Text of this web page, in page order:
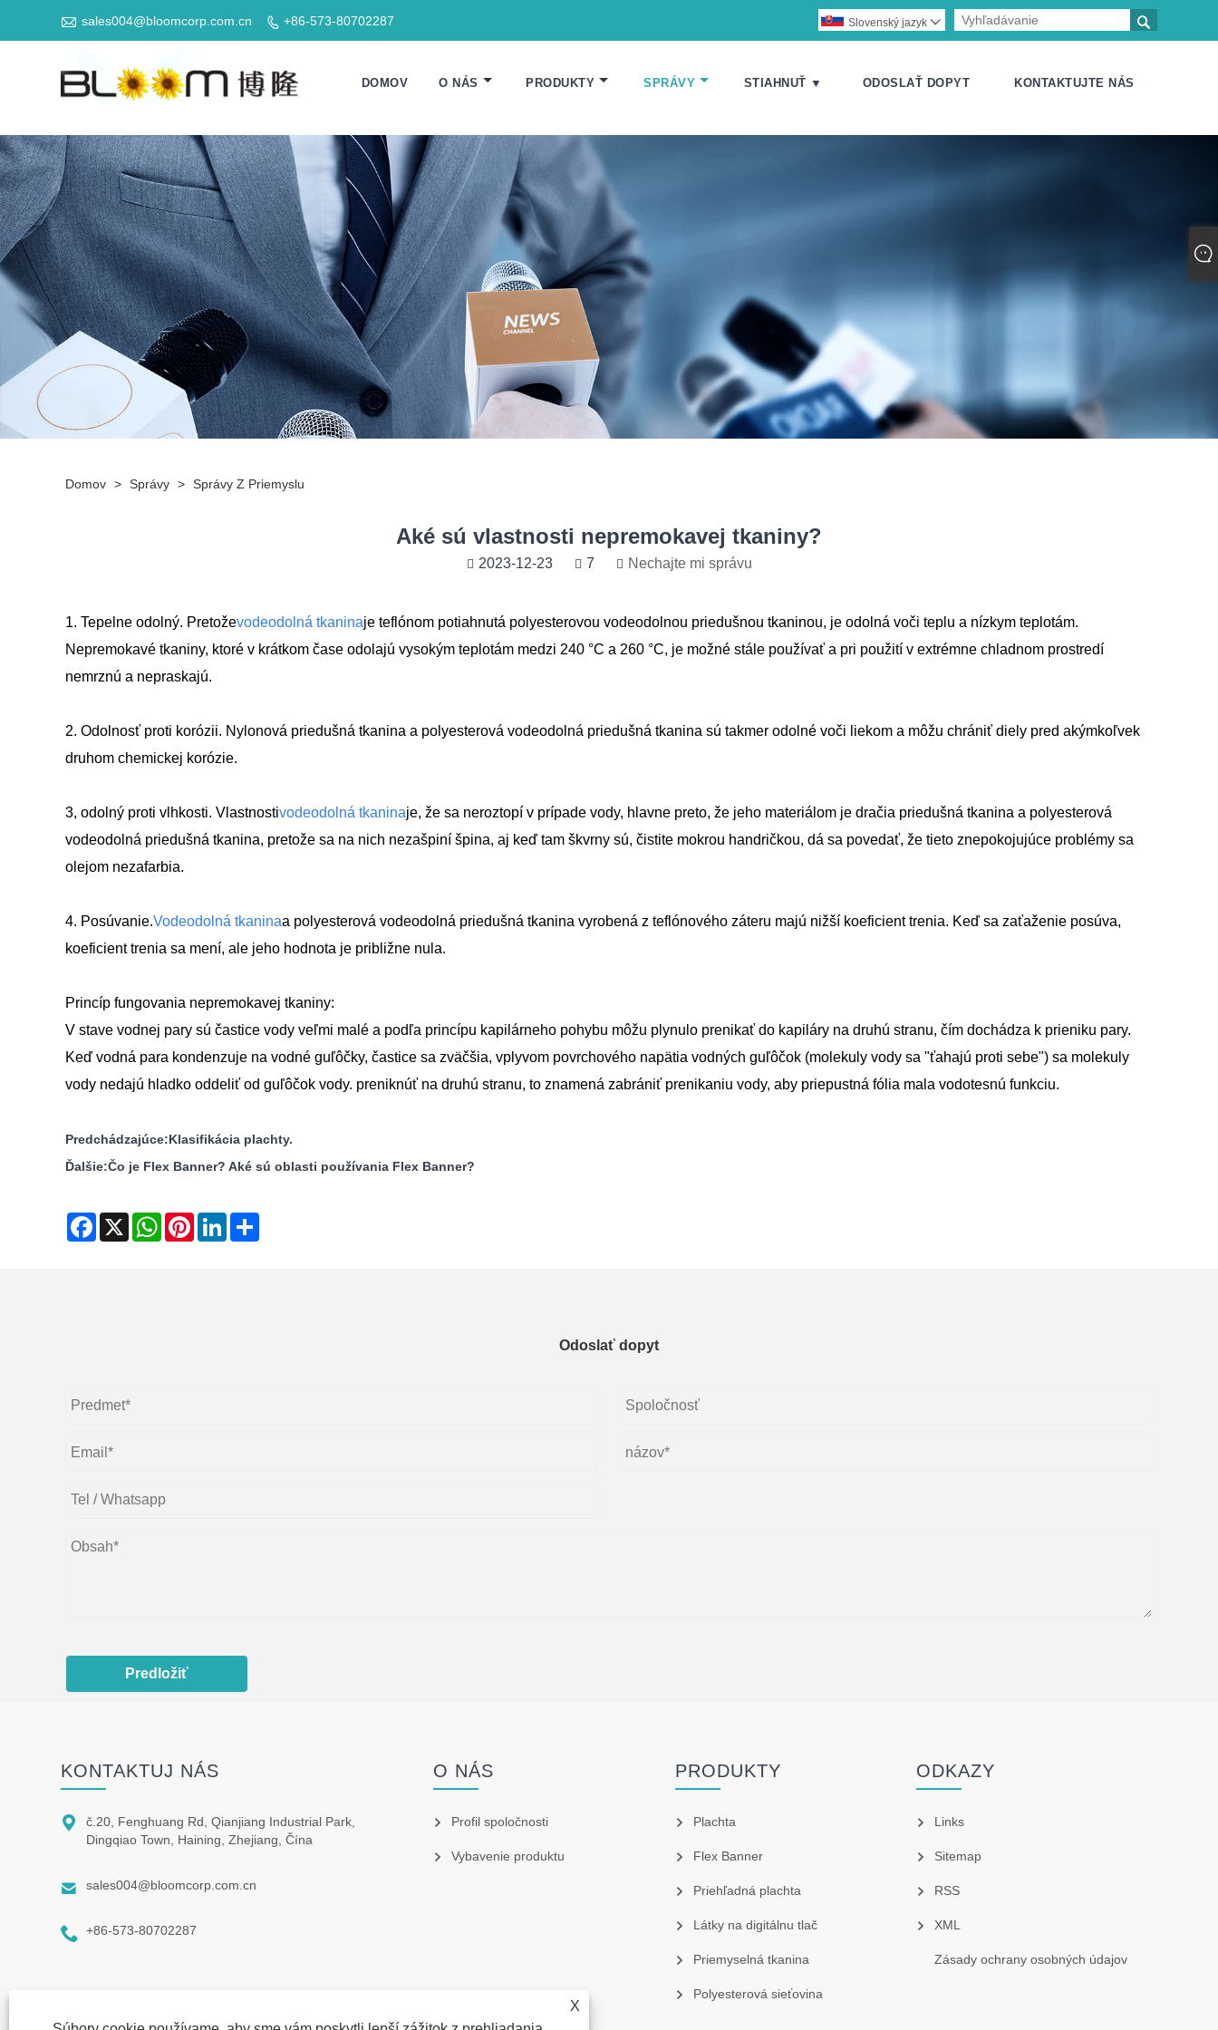
 sales004@bloomcorp.com.cn  +86-573-80702287 
Slovenský jazyk 
DOMOV O NÁS PRODUKTY SPRÁVY STIAHNUŤ ▼ ODOSLAŤ DOPYT KONTAKTUJTE NÁS
Domov > Správy > Správy Z Priemyslu
Aké sú vlastnosti nepremokavej tkaniny?
2023-12-23 7 Nechajte mi správu
1. Tepelne odolný. Pretoževodeodolná tkaninaje teflónom potiahnutá polyesterovou vodeodolnou priedušnou tkaninou, je odolná voči teplu a nízkym teplotám.
Nepremokavé tkaniny, ktoré v krátkom čase odolajú vysokým teplotám medzi 240 °C a 260 °C, je možné stále používať a pri použití v extrémne chladnom prostredí
nemrznú a nepraskajú.
2. Odolnosť proti korózii. Nylonová priedušná tkanina a polyesterová vodeodolná priedušná tkanina sú takmer odolné voči liekom a môžu chrániť diely pred akýmkoľvek
druhom chemickej korózie.
3, odolný proti vlhkosti. Vlastnostivodeodolná tkaninaje, že sa neroztopí v prípade vody, hlavne preto, že jeho materiálom je dračia priedušná tkanina a polyesterová
vodeodolná priedušná tkanina, pretože sa na nich nezašpiní špina, aj keď tam škvrny sú, čistite mokrou handričkou, dá sa povedať, že tieto znepokojujúce problémy sa
olejom nezafarbia.
4. Posúvanie.Vodeodolná tkaninaa polyesterová vodeodolná priedušná tkanina vyrobená z teflónového záteru majú nižší koeficient trenia. Keď sa zaťaženie posúva,
koeficient trenia sa mení, ale jeho hodnota je približne nula.
Princíp fungovania nepremokavej tkaniny:
V stave vodnej pary sú častice vody veľmi malé a podľa princípu kapilárneho pohybu môžu plynulo prenikať do kapiláry na druhú stranu, čím dochádza k prieniku pary.
Keď vodná para kondenzuje na vodné guľôčky, častice sa zväčšia, vplyvom povrchového napätia vodných guľôčok (molekuly vody sa "ťahajú proti sebe") sa molekuly
vody nedajú hladko oddeliť od guľôčok vody. preniknúť na druhú stranu, to znamená zabrániť prenikaniu vody, aby priepustná fólia mala vodotesnú funkciu.
Predchádzajúce:Klasifikácia plachty.
Ďalšie:Čo je Flex Banner? Aké sú oblasti používania Flex Banner?
Facebook
X WhatsAppPinterestLinkedIn
Odoslať dopyt
Predložiť
X
KONTAKTUJ NÁS

č.20, Fenghuang Rd, Qianjiang Industrial Park,
Dingqiao Town, Haining, Zhejiang, Čína
 sales004@bloomcorp.com.cn
 +86-573-80702287
O NÁS
Profil spoločnosti
Vybavenie produktu
PRODUKTY
Plachta
Flex Banner
Priehľadná plachta
Látky na digitálnu tlač
Priemyselná tkanina
Polyesterová sieťovina
ODKAZY
Links
Sitemap
RSS
XML
Zásady ochrany osobných údajov